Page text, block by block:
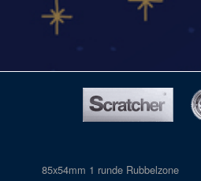
85x54mm 1 runde Rubbelzone